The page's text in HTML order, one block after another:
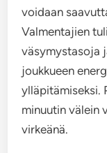
voidaan
Valmentajien
väsymystasoja
joukkueen
ylläpitämiseksi.
minuutin välein
virkeänä.